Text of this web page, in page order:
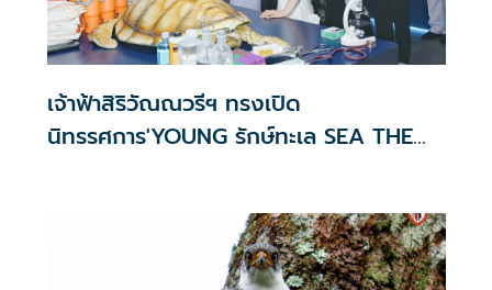
เจ้าฟ้าสิริวัณณวรีฯ ทรงเปิด
นิทรรศการ'YOUNG รักษ์ทะเล SEA THE